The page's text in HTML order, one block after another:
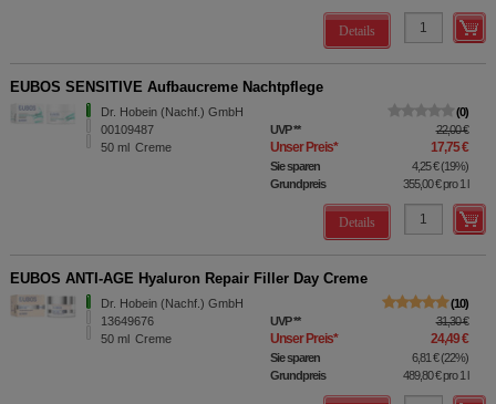
Details
EUBOS SENSITIVE Aufbaucreme Nachtpflege
Dr. Hobein (Nachf.) GmbH
00109487
50 ml Creme
0
UVP** 22,00 €
Unser Preis* 17,75 €
Sie sparen 4,25 €(19%)
Grundpreis
355,00 €pro 1 l
Details
EUBOS ANTI-AGE Hyaluron Repair Filler Day Creme
Dr. Hobein (Nachf.) GmbH
13649676
50 ml Creme
10
UVP** 31,30 €
Unser Preis* 24,49 €
Sie sparen 6,81 €(22%)
Grundpreis
489,80 €pro 1 l